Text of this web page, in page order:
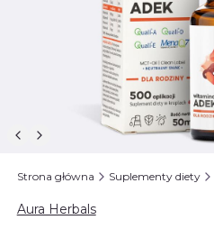
Strona główna Suplementy diety
Aura Herbals